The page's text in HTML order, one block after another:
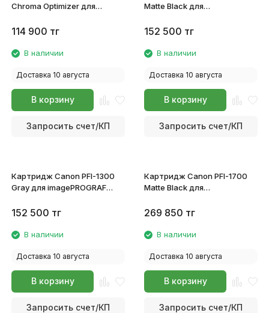
Chroma Optimizer для
2100/4100/6100/4100S/6100S
114 900 тг
В наличии
Доставка 10 августа
В корзину
Запросить счет/КП
Matte Black для
2100/4100/6100/4100S/6100S
152 500 тг
В наличии
Доставка 10 августа
В корзину
Запросить счет/КП
Картридж Canon PFI-1300
Gray для imagePROGRAF
2100/4100/6100/4100S/6100S
152 500 тг
В наличии
Доставка 10 августа
В корзину
Запросить счет/КП
Картридж Canon PFI-1700
Matte Black для
2100/4100/6100/4100S/6100S
269 850 тг
В наличии
Доставка 10 августа
В корзину
Запросить счет/КП